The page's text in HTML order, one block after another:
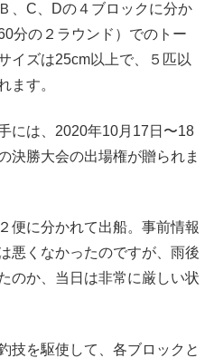
、C、Dの４ブロックに分か
分の２ラウンド）でのトー
イズは25cm以上で、５匹以
ます。
には、2020年10月17日〜18
決勝大会の出場権が贈られま
便に分かれて出船。事前情報
悪くなかったのですが、雨後
のか、当日は非常に厳しい状
技を駆使して、各ブロックと